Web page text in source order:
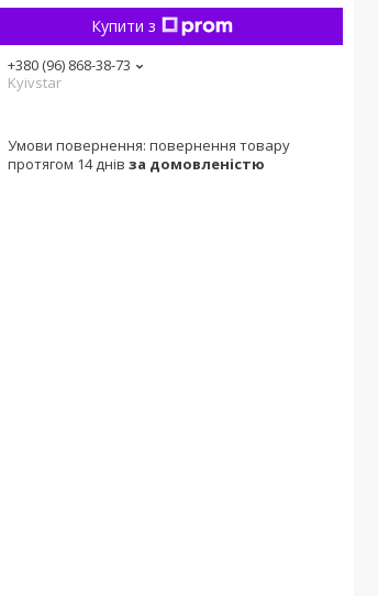
Купити з
+380 (96) 868-38-73
Kyivstar
повернення товару
протягом 14 днів за домовленістю